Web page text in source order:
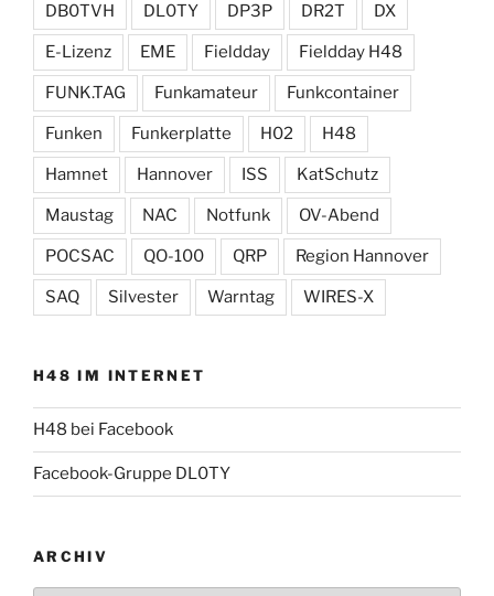
DB0TVH DL0TY DP3P DR2T DX
E-Lizenz EME Fieldday Fieldday H48
FUNK.TAG Funkamateur Funkcontainer
Funken Funkerplatte H02 H48
Hamnet Hannover ISS KatSchutz
Maustag NAC Notfunk OV-Abend
POCSAC QO-100 QRP Region Hannover
SAQ Silvester Warntag WIRES-X
H48 IM INTERNET
H48 bei Facebook
Facebook-Gruppe DL0TY
ARCHIV